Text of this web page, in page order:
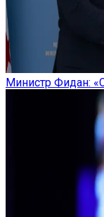
Министр Фидан: